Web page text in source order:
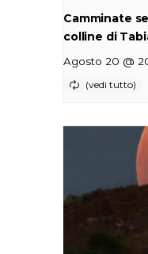
Camminate
colline di
Agosto 20 @